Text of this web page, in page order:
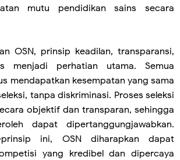
mutu pendidikan sains secara
OSN, prinsip keadilan, transparansi,
menjadi perhatian utama. Semua
mendapatkan kesempatan yang sama
tanpa diskriminasi. Proses seleksi
objektif dan transparan, sehingga
dapat dipertanggungjawabkan.
prinsip ini, OSN diharapkan dapat
yang kredibel dan dipercaya